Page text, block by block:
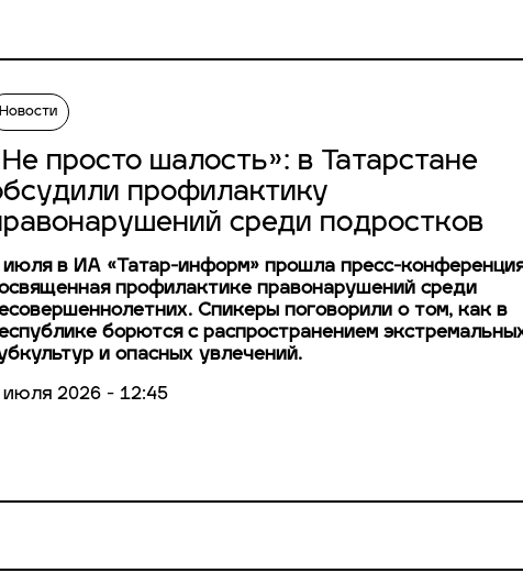
Новости
просто шалость»: в Татарстане
профилактику
среди подростков
июля в ИА «Татар-информ» прошла пресс-
профилактике правонарушений среди
Спикеры поговорили о том, как в
борются с распространением
и опасных увлечений.
июля 2026 - 12:45